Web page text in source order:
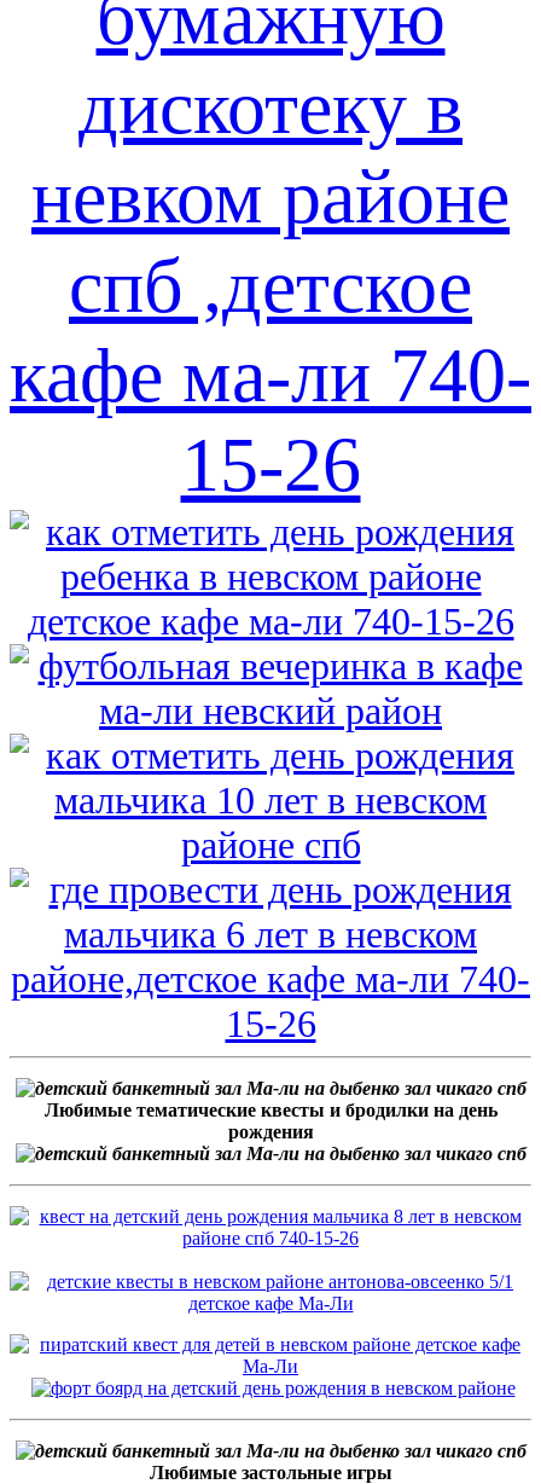
Любимые тематические квесты и бродилки на день
рождения
Любимые застольные игры